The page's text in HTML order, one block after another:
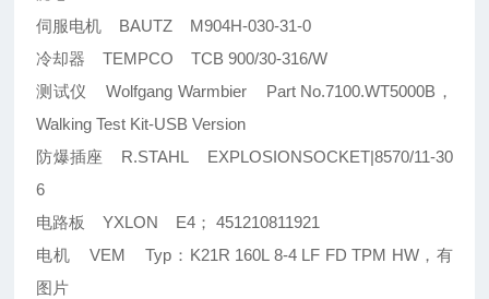
伺服电机 BAUTZ M904H-030-31-0
冷却器 TEMPCO TCB 900/30-316/W
测试仪 Wolfgang Warmbier Part No.7100.WT5000B，
Walking Test Kit-USB Version
防爆插座 R.STAHL EXPLOSIONSOCKET|8570/11-30
6
电路板 YXLON E4； 451210811921
电机 VEM Typ：K21R 160L 8-4 LF FD TPM HW，有
图片